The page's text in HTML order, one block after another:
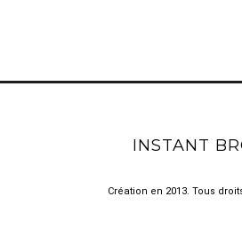
Création en 2013. Tous
INSTANT